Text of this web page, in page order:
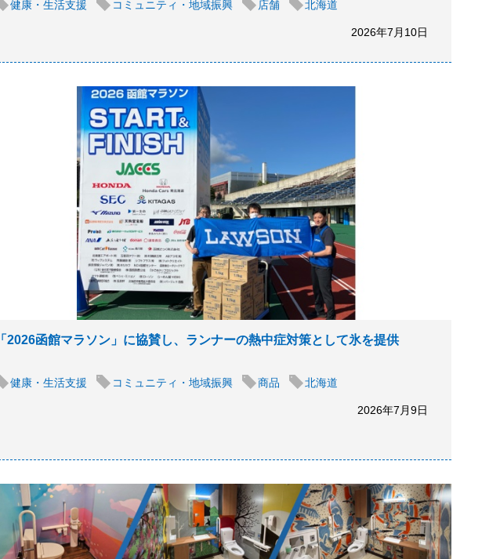
健康・生活支援 コミュニティ・地域振興 店舗 北海道
2026年7月10日
「2026函館マラソン」に協賛し、ランナーの熱中症対策として氷を提供
健康・生活支援 コミュニティ・地域振興 商品 北海道
2026年7月9日